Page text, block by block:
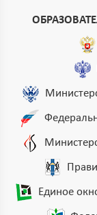
Единое